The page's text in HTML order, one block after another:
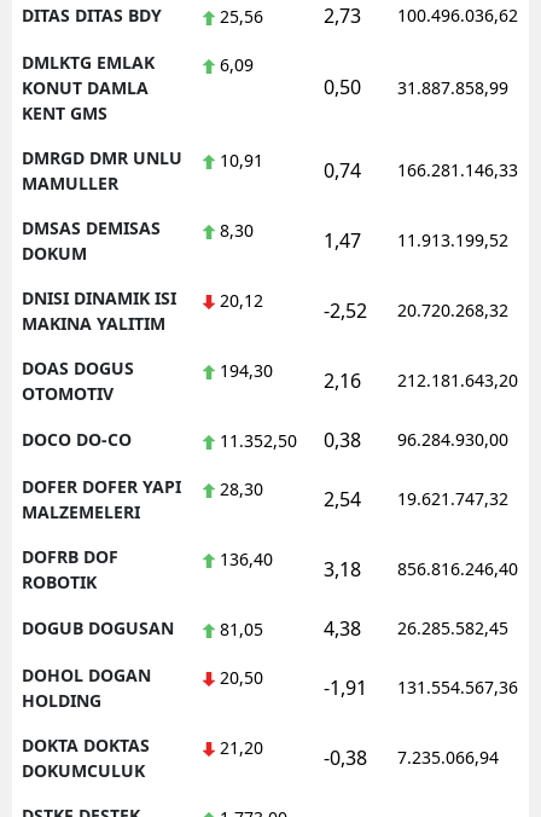
DITAS DITAS BDY 25,56 2,73 100.496.036,62
DMLKTG EMLAK
KONUT DAMLA
KENT GMS
6,09
0,50 31.887.858,99
DMRGD DMR UNLU
MAMULLER
10,91 0,74 166.281.146,33
DMSAS DEMISAS
DOKUM
8,30 1,47 11.913.199,52
DNISI DINAMIK ISI
MAKINA YALITIM
20,12 -2,52 20.720.268,32
DOAS DOGUS
OTOMOTIV
194,30 2,16 212.181.643,20
DOCO DO-CO 11.352,50 0,38 96.284.930,00
DOFER DOFER YAPI
MALZEMELERI
28,30 2,54 19.621.747,32
DOFRB DOF
ROBOTIK
136,40 3,18 856.816.246,40
DOGUB DOGUSAN 81,05 4,38 26.285.582,45
DOHOL DOGAN
HOLDING
20,50 -1,91 131.554.567,36
DOKTA DOKTAS
DOKUMCULUK
21,20 -0,38 7.235.066,94